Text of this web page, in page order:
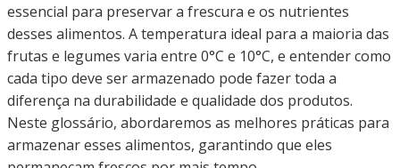
essencial para preservar a frescura e os nutrientes
desses alimentos. A temperatura ideal para a maioria das
frutas e legumes varia entre 0°C e 10°C, e entender como
cada tipo deve ser armazenado pode fazer toda a
diferença na durabilidade e qualidade dos produtos.
Neste glossário, abordaremos as melhores práticas para
armazenar esses alimentos, garantindo que eles